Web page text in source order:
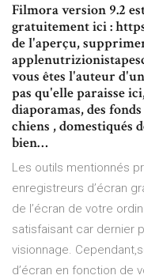
Filmora version 9.2
gratuitement ici :
de l'aperçu,
vous êtes l'auteur
pas qu'elle paraisse
diaporamas, des
chiens , domestiqués
bien…
Les outils mentionnés
enregistreurs d’écran
de l’écran de votre
satisfaisant car dernier
visionnage.
d’écran en fonction de